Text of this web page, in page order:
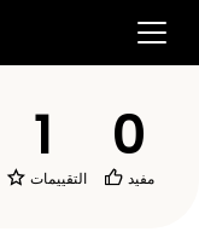
1
التقييمات
0
مفيد